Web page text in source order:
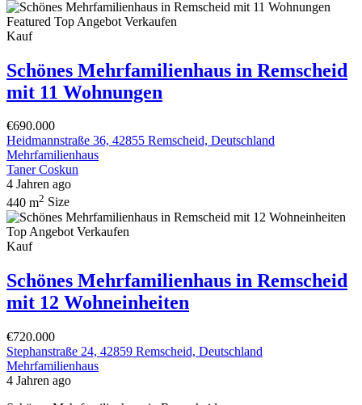
FeaturedTop Angebot
Kauf
Schönes Mehrfamilienhaus in Remscheid
mit 11 Wohnungen
Heidmannstraße 36, 42855 Remscheid, Deutschland
Mehrfamilienhaus
Taner Coskun
440 m2 Size